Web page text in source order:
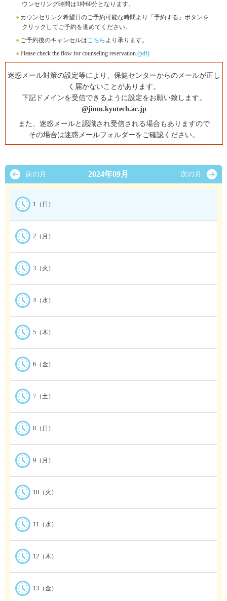
ウンセリング時間は1枠60分となります。
● カウンセリング希望日のご予約可能な時間より「予約する」ボタンを
クリックしてご予約を進めてください。
● ご予約後のキャンセルはこちら より承ります。
● Please check the flow for counseling reservation.(pdf)
迷惑メール対策の設定等により、保健センターからのメールが正し
く届かないことがあります。
下記ドメインを受信できるように設定をお願い致します。
@jimu.kyutech.ac.jp
また、迷惑メールと認識され受信される場合もありますので
その場合は迷惑メールフォルダーをご確認ください。
前の月 2024年09月 次の月
1（日）
2（月）
3（火）
4（水）
5（木）
6（金）
7（土）
8（日）
9（月）
10（火）
11（水）
12（木）
13（金）